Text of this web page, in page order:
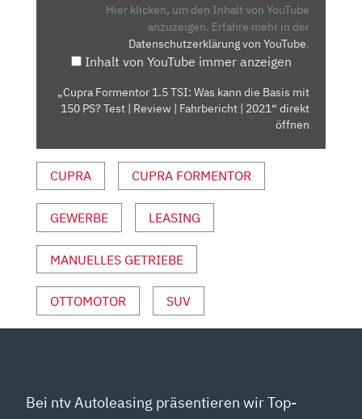
BASIS
|
REVIEW
|
FAHRBERICHT
2021“
VON
YOUTUBE
ANZEIGEN
Hier klicken, um den Inhalt von YouTube
anzuzeigen. Erfahre mehr in der
Datenschutzerklärung von YouTube.
Inhalt von YouTube immer anzeigen
„Cupra Formentor 1.5 TSI: Was kann die Basis mit
150 PS? Test | Review | Fahrbericht | 2021“ direkt
öffnen
CUPRA CUPRA FORMENTOR
GEWERBE LEASING
MANUELLES GETRIEBE
OTTOMOTOR SUV
Bei ntv Autoleasing präsentieren wir Top-